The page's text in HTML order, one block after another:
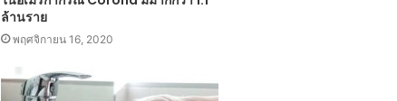
ล้านราย
พฤศจิกายน 16, 2020